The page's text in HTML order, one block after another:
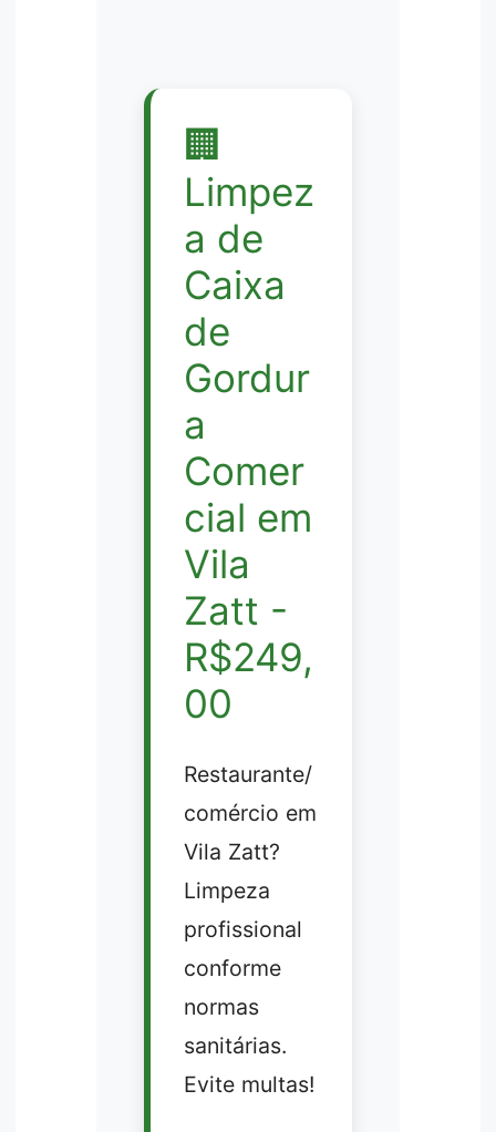
🏢
Limpez
a de
Caixa
de
Gordur
a
Comer
cial em
Vila
Zatt -
R$249,
00
Restaurante/
comércio em
Vila Zatt?
Limpeza
profissional
conforme
normas
sanitárias.
Evite multas!